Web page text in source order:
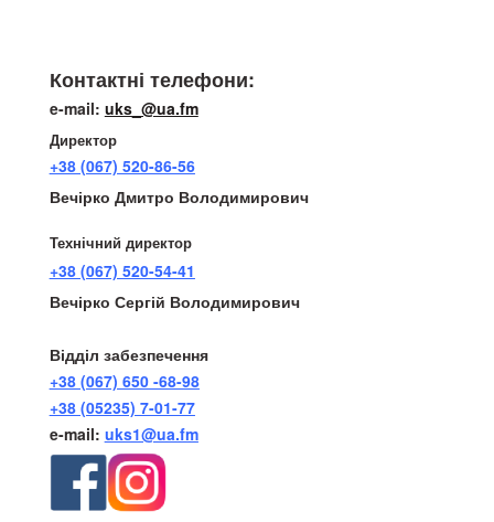
Контактні телефони:
e-mail: uks_@ua.fm
Директор
+38 (067) 520-86-56
Вечірко Дмитро Володимирович
Технічний директор
+38 (067) 520-54-41
Вечірко Сергій Володимирович
Відділ забезпечення
+38 (067) 650 -68-98
+38 (05235) 7-01-77
e-mail: uks1@ua.fm